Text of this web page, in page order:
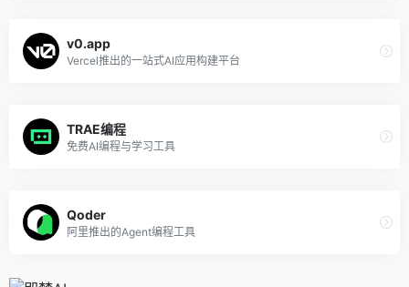
v0.app
Vercel推出的一站式AI应用构建平台
TRAE编程
免费AI编程与学习工具
Qoder
阿里推出的Agent编程工具